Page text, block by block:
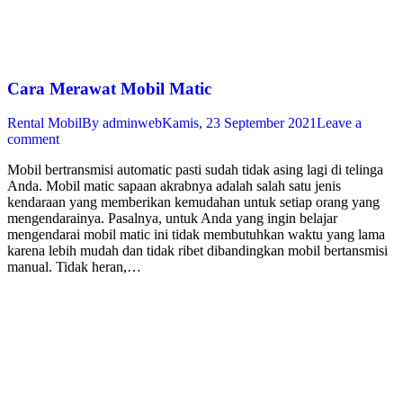
Cara Merawat Mobil Matic
Rental MobilBy adminwebKamis, 23 September 2021Leave a
comment
Mobil bertransmisi automatic pasti sudah tidak asing lagi di telinga
Anda. Mobil matic sapaan akrabnya adalah salah satu jenis
kendaraan yang memberikan kemudahan untuk setiap orang yang
mengendarainya. Pasalnya, untuk Anda yang ingin belajar
mengendarai mobil matic ini tidak membutuhkan waktu yang lama
karena lebih mudah dan tidak ribet dibandingkan mobil bertansmisi
manual. Tidak heran,…